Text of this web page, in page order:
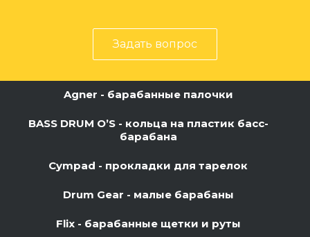
Задать вопрос
Agner - барабанные палочки
BASS DRUM O’S - кольца на пластик басс-
барабана
Cympad - прокладки для тарелок
Drum Gear - малые барабаны
Flix - барабанные щетки и руты